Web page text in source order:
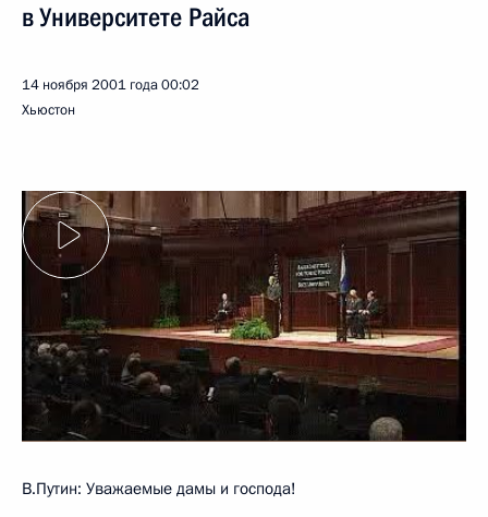
в Университете Райса
14 ноября 2001 года00:02
Хьюстон
В.Путин: Уважаемые дамы и господа!